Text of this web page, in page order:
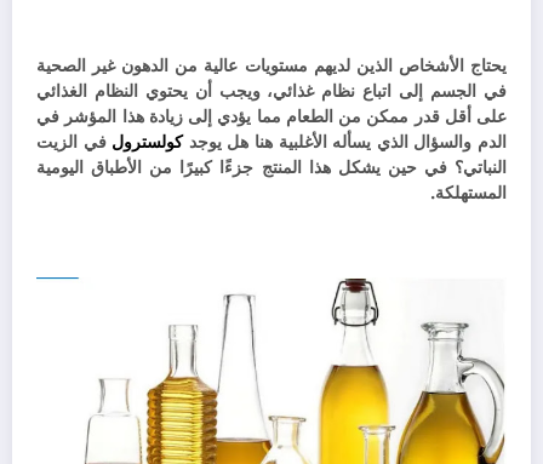
يحتاج الأشخاص الذين لديهم مستويات عالية من الدهون غير الصحية
في الجسم إلى اتباع نظام غذائي، ويجب أن يحتوي النظام الغذائي
على أقل قدر ممكن من الطعام مما يؤدي إلى زيادة هذا المؤشر في
الدم والسؤال الذي يسأله الأغلبية هنا هل يوجدكولسترولفي الزيت
النباتي؟ في حين يشكل هذا المنتج جزءًا كبيرًا من الأطباق اليومية
المستهلكة.